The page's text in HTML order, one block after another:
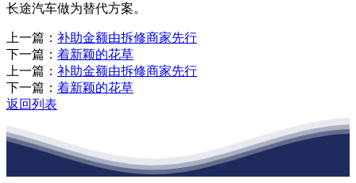
长途汽车做为替代方案。
上一篇： 补助金额由拆修商家先行
下一篇： 着新颖的花草
上一篇： 补助金额由拆修商家先行
下一篇： 着新颖的花草
返回列表